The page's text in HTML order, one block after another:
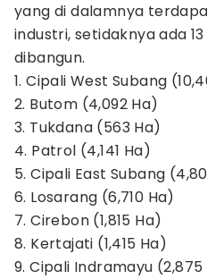
yang di dalamnya
industri, setidaknya ada
dibangun.
1. Cipali West Subang
2. Butom (4,092 Ha)
3. Tukdana (563 Ha)
4. Patrol (4,141 Ha)
5. Cipali East Subang
6. Losarang (6,710 Ha)
7. Cirebon (1,815 Ha)
8. Kertajati (1,415 Ha)
9. Cipali Indramayu (2,875